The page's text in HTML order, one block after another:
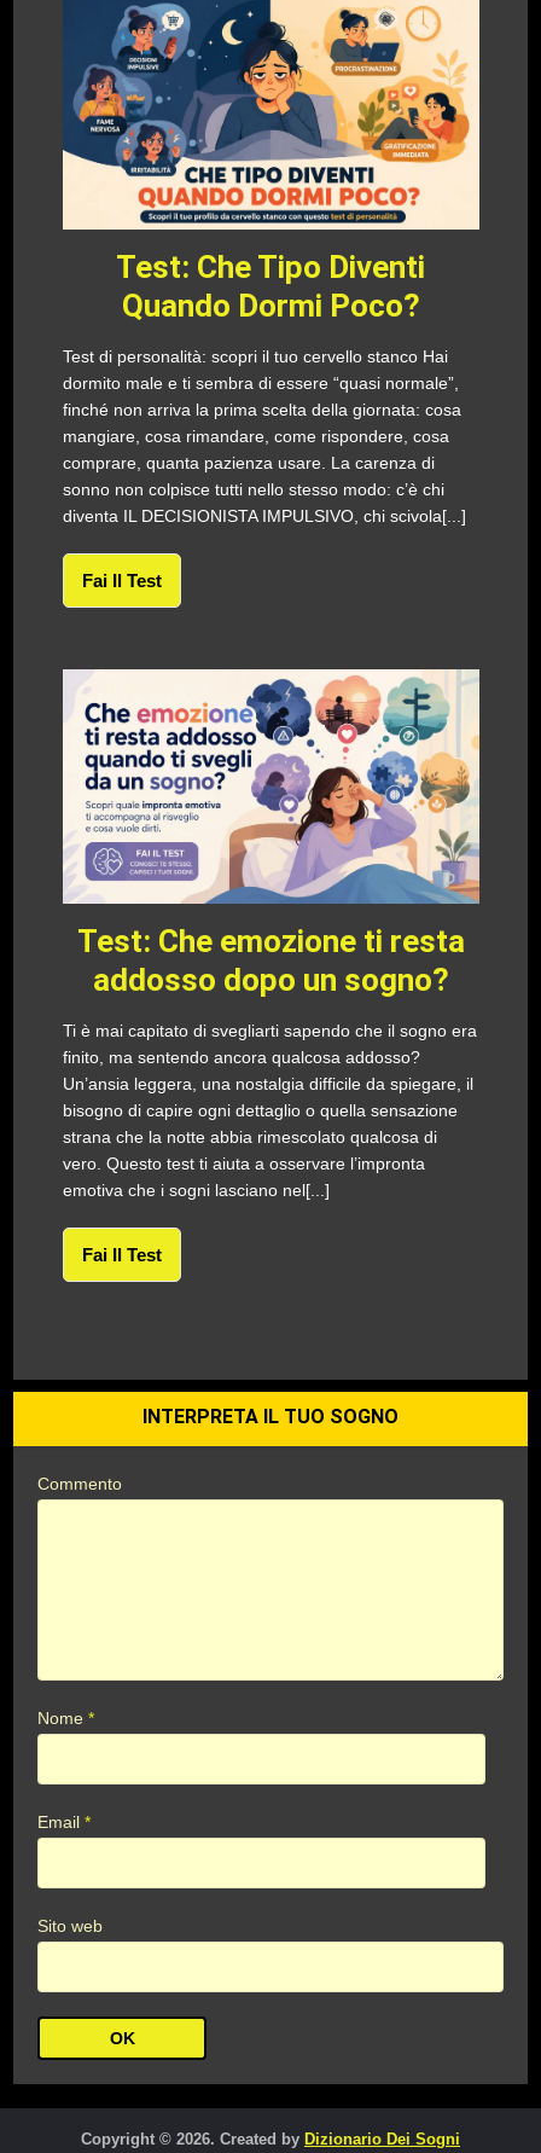
Test: Che Tipo Diventi
Quando Dormi Poco?
Test di personalità: scopri il tuo cervello stanco Hai
dormito male e ti sembra di essere “quasi normale”,
finché non arriva la prima scelta della giornata: cosa
mangiare, cosa rimandare, come rispondere, cosa
comprare, quanta pazienza usare. La carenza di
sonno non colpisce tutti nello stesso modo: c’è chi
diventa IL DECISIONISTA IMPULSIVO, chi scivola[...]
Fai Il Test
Test: Che emozione ti resta
addosso dopo un sogno?
Ti è mai capitato di svegliarti sapendo che il sogno era
finito, ma sentendo ancora qualcosa addosso?
Un’ansia leggera, una nostalgia difficile da spiegare, il
bisogno di capire ogni dettaglio o quella sensazione
strana che la notte abbia rimescolato qualcosa di
vero. Questo test ti aiuta a osservare l’impronta
emotiva che i sogni lasciano nel[...]
Fai Il Test
INTERPRETA IL TUO SOGNO
Commento
Nome*
Email*
Sito web
Copyright © 2026. Created by Dizionario Dei Sogni